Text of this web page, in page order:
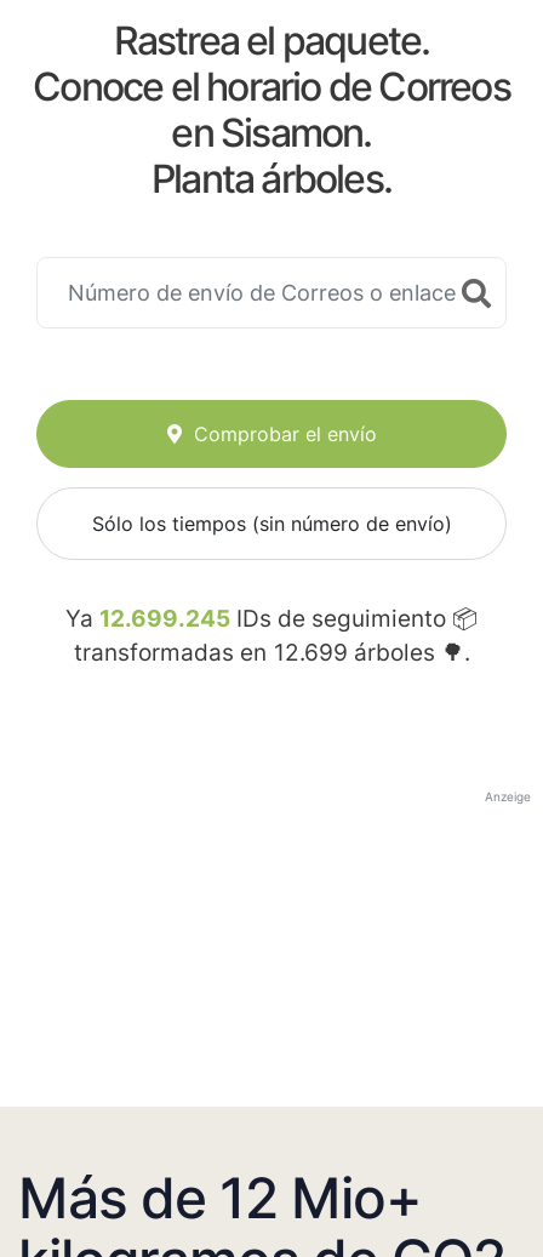
Rastrea el paquete.
Conoce el horario de Correos
en Sisamon.
Planta árboles.
Comprobar el envío
Sólo los tiempos (sin número de envío)
Ya 12.699.245 IDs de seguimiento 📦
transformadas en 12.699 árboles 🌳.
Anzeige
Más de 12 Mio+